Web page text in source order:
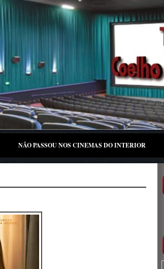
NÃO PASSOU NOS CINEMAS DO INTERIOR